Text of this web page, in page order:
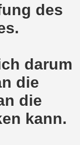
des
darum
die
die
kann.
Themenpalette
für das
Zeitpunkt im
im Kampf